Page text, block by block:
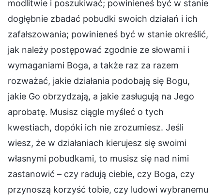
modlitwie i poszukiwać; powinieneś być w stanie
dogłębnie zbadać pobudki swoich działań i ich
zafałszowania; powinieneś być w stanie określić,
jak należy postępować zgodnie ze słowami i
wymaganiami Boga, a także raz za razem
rozważać, jakie działania podobają się Bogu,
jakie Go obrzydzają, a jakie zasługują na Jego
aprobatę. Musisz ciągle myśleć o tych
kwestiach, dopóki ich nie zrozumiesz. Jeśli
wiesz, że w działaniach kierujesz się swoimi
własnymi pobudkami, to musisz się nad nimi
zastanowić – czy radują ciebie, czy Boga, czy
przynoszą korzyść tobie, czy ludowi wybranemu